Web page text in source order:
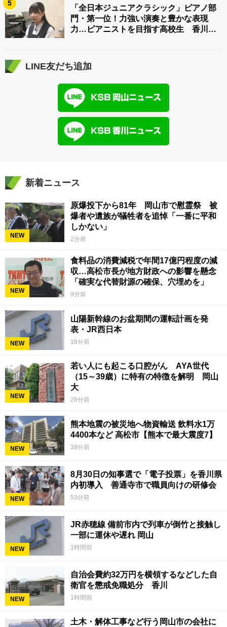
5
「全日本ジュニアクラシック」ピアノ部
門・第一位！力強い演奏と豊かな表現
力…ピアニストを目指す高校生 香川
LINE友だち追加
新着ニュース
NEW
原爆投下から81年 岡山市で慰霊祭 被
爆者や遺族が犠牲者を追悼「一番に平和
しかない」
2分前
NEW
食料品の消費減税で年間17億円程度の減
収…高松市長が地方財政への影響を懸念
「確実な代替財源の確保、穴埋めを」
9分前
NEW
山陽新幹線のお盆期間の運転計画を発
表・JR西日本
16分前
NEW
若い人にも起こる口腔がん AYA世代
（15～39歳）に特有の特徴を解明 岡山
大
26分前
NEW
熊本地震の被災地へ物資輸送 飲料水1万
4400本など 高松市【熊本で最大震度7】
38分前
NEW
8月30日の知事選で「電子投票」を香川県
内初導入 善通寺市で職員向けの研修会
53分前
NEW
JR赤穂線 備前市内で列車が倒竹と接触し
一部に運休や遅れ 岡山
1時間前
NEW
自治会費約32万円を横領するなどした自
衛官を懲戒免職処分 香川
1時間前
土木・解体工事など行う岡山市の会社に